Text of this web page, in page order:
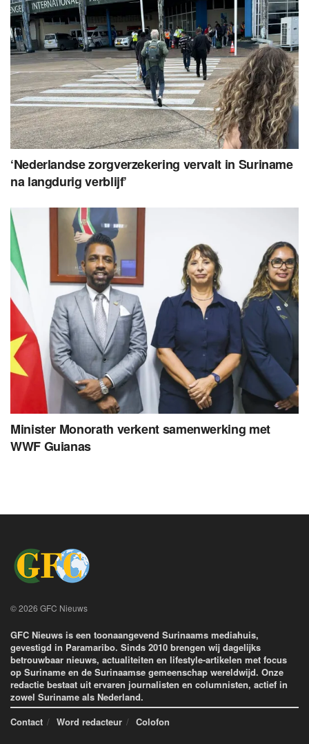
‘Nederlandse zorgverzekering vervalt in Suriname
na langdurig verblijf’
Minister Monorath verkent samenwerking met
WWF Guianas
© 2026 GFC Nieuws
GFC Nieuws is een toonaangevend Surinaams mediahuis,
gevestigd in Paramaribo. Sinds 2010 brengen wij dagelijks
betrouwbaar nieuws, actualiteiten en lifestyle-artikelen met focus
op Suriname en de Surinaamse gemeenschap wereldwijd. Onze
redactie bestaat uit ervaren journalisten en columnisten, actief in
zowel Suriname als Nederland.
Contact
Word redacteur Colofon